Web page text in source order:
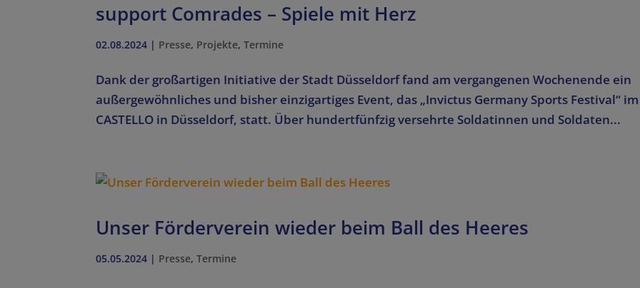
support Comrades – Spiele mit Herz
02.08.2024 | Presse, Projekte,Termine
Dank der großartigen Initiative der Stadt Düsseldorf fand am vergangenen Wochenende ein
außergewöhnliches und bisher einzigartiges Event, das „Invictus Germany Sports Festival“ im
CASTELLO in Düsseldorf, statt. Über hundertfünfzig versehrte Soldatinnen und Soldaten...
Unser Förderverein wieder beim Ball des Heeres
05.05.2024 | Presse,Termine